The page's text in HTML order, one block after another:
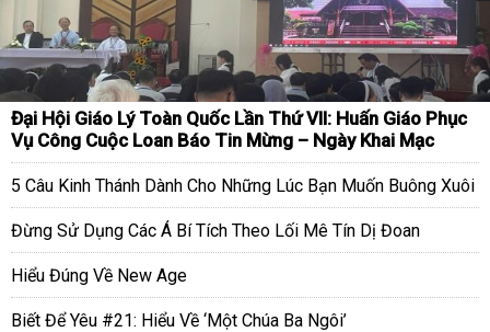
Đại Hội Giáo Lý Toàn Quốc Lần Thứ VII: Huấn Giáo Phục
Vụ Công Cuộc Loan Báo Tin Mừng – Ngày Khai Mạc
5 Câu Kinh Thánh Dành Cho Những Lúc Bạn Muốn Buông Xuôi
Đừng Sử Dụng Các Á Bí Tích Theo Lối Mê Tín Dị Đoan
Hiểu Đúng Về New Age
Biết Để Yêu #21: Hiểu Về ‘Một Chúa Ba Ngôi’